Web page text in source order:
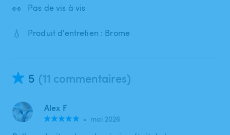
👀 Pas de vis à vis
💧 Produit d'entretien : Brome
5 (11 commentaires)
Alex F
• mai 2026